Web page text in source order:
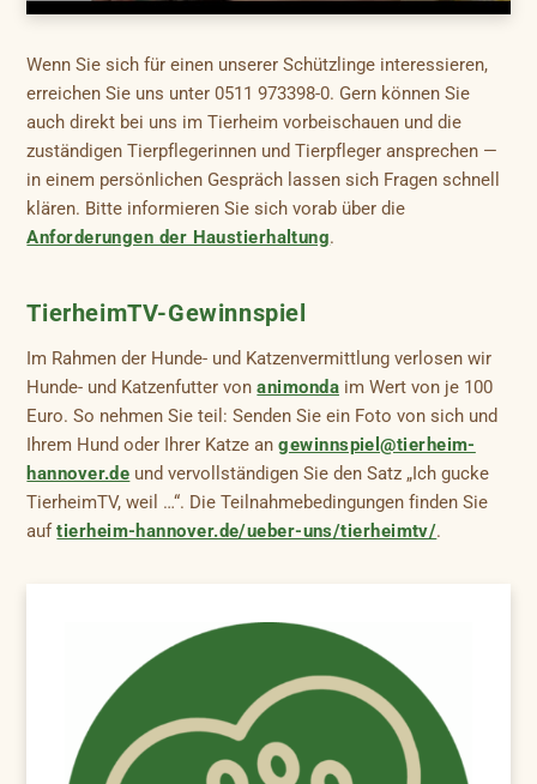
Wenn Sie sich für einen unserer Schützlinge interessieren,
erreichen Sie uns unter 0511 973398-0. Gern können Sie
auch direkt bei uns im Tierheim vorbeischauen und die
zuständigen Tierpflegerinnen und Tierpfleger ansprechen —
in einem persönlichen Gespräch lassen sich Fragen schnell
klären. Bitte informieren Sie sich vorab über die
Anforderungen der Haustierhaltung.
TierheimTV-Gewinnspiel
Im Rahmen der Hunde- und Katzenvermittlung verlosen wir
Hunde- und Katzenfutter vonanimonda im Wert von je 100
Euro. So nehmen Sie teil: Senden Sie ein Foto von sich und
Ihrem Hund oder Ihrer Katze angewinnspiel@tierheim-
hannover.de und vervollständigen Sie den Satz „Ich gucke
TierheimTV, weil …“. Die Teilnahmebedingungen finden Sie
auftierheim-hannover.de/ueber-uns/tierheimtv/.